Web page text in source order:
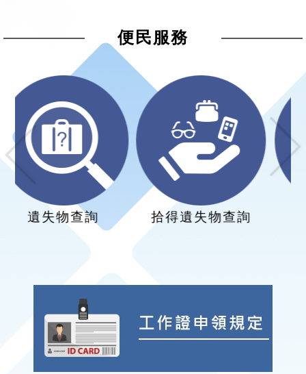
便民服務
上一張(Previous)
拾得遺失物查詢 報案專線
下一張(Next)